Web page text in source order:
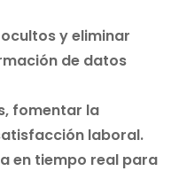
y eliminar
de datos
fomentar la
laboral.
en tiempo real para